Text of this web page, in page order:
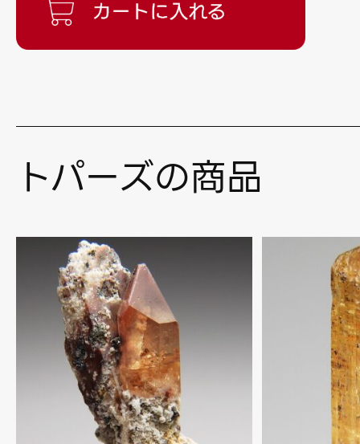
トパーズの商品